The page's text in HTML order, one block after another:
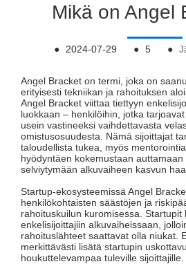
Mikä on Angel
● 2024-07-29 ● 5 ●
Angel Bracket on termi, joka on
erityisesti tekniikan ja rahoituksen
Angel Bracket viittaa tiettyyn
luokkaan – henkilöihin, jotka
usein vastineeksi vaihdettavasta
omistusosuudesta. Nämä sijoittajat
taloudellista tukea, myös
hyödyntäen kokemustaan
selviytymään alkuvaiheen kasvun
Startup-ekosysteemissä Angel
henkilökohtaisten säästöjen ja
rahoituskuilun kuromisessa. Startupit
enkelisijoittajiin alkuvaiheissaan,
rahoituslähteet saattavat olla niukat.
merkittävästi lisätä startupin
houkuttelevampaa tuleville sijoittajille.